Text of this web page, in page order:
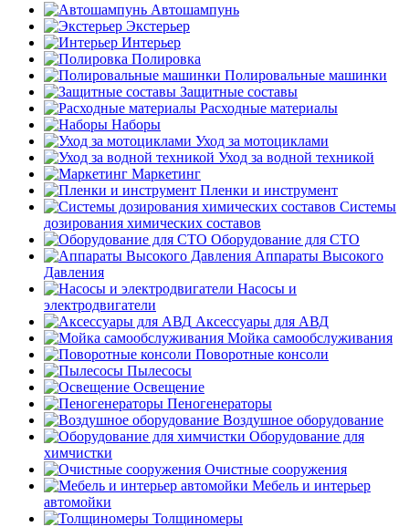
Автошампунь
Экстерьер
Интерьер
Полировка
Полировальные машинки
Защитные составы
Расходные материалы
Наборы
Уход за мотоциклами
Уход за водной техникой
Маркетинг
Пленки и инструмент
Системы
дозирования химических составов
Оборудование для СТО
Аппараты Высокого
Давления
Насосы и
электродвигатели
Аксессуары для АВД
Мойка самообслуживания
Поворотные консоли
Пылесосы
Освещение
Пеногенераторы
Воздушное оборудование
Оборудование для
химчистки
Очистные сооружения
Мебель и интерьер
автомойки
Толщиномеры